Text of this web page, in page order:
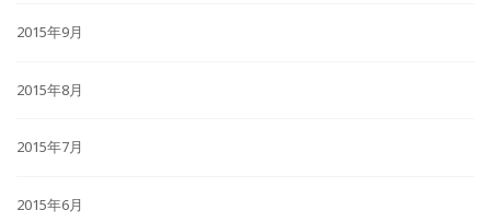
2015年9月
2015年8月
2015年7月
2015年6月